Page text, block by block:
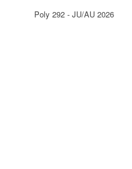
Poly 292 - JU/AU 2026